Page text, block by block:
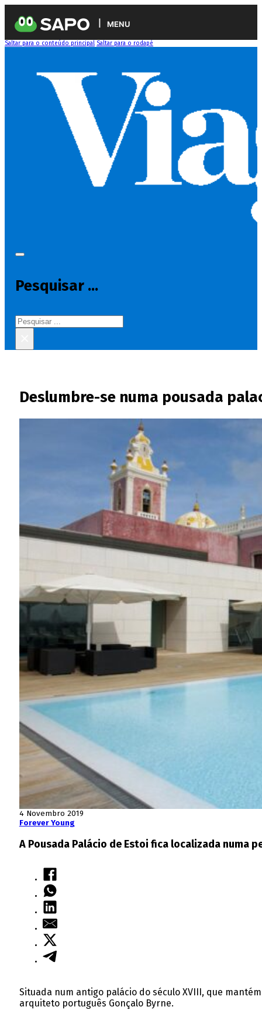
MENU
Saltar para o conteúdo principal Saltar para o rodapé
Pesquisar ...
Pesquisar
Deslumbre-se numa pousada
4 Novembro 2019
Forever Young
A Pousada Palácio de Estoi fica localizada numa
Situada num antigo palácio do século XVIII, que
arquiteto português Gonçalo Byrne.